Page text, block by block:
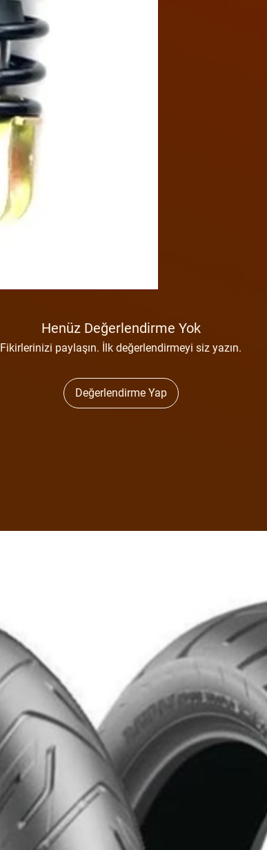
Henüz Değerlendirme Yok
Fikirlerinizi paylaşın. İlk değerlendirmeyi siz yazın.
Değerlendirme Yap